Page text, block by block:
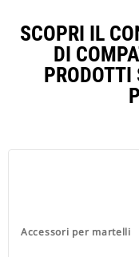
SCOPRI IL
DI
PRODOTTI
Accessori per martelli